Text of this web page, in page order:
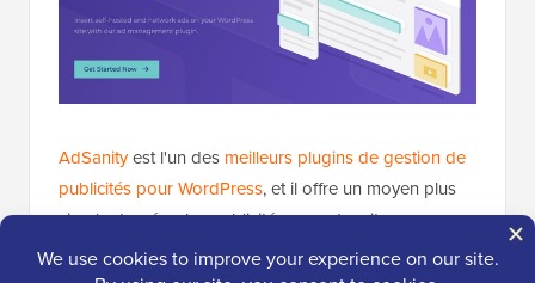
AdSanityest l'un des meilleurs plugins de gestion de
publicités pour WordPress, et il offre un moyen plus
simple de gérer les publicités sur votre site
WordPress.